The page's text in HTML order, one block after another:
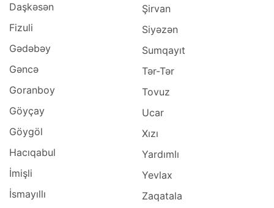
Daşkəsən
Fizuli
Gədəbəy
Gəncə
Goranboy
Göyçay
Göygöl
Hacıqabul
İmişli
İsmayıllı
Şirvan
Siyəzən
Sumqayıt
Tər-Tər
Tovuz
Ucar
Xızı
Yardımlı
Yevlax
Zaqatala